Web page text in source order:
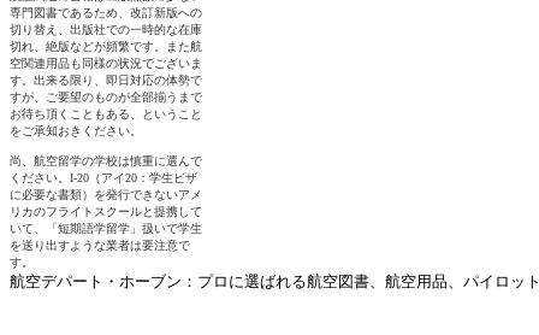
航空デパート・ホーブン：プロに選ばれる航空図書、航空用品、パイロッ